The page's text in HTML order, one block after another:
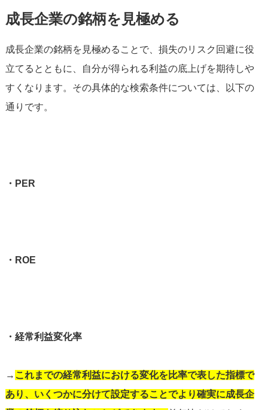
成長企業の銘柄を見極める
成長企業の銘柄を見極めることで、損失のリスク回避に役
立てるとともに、自分が得られる利益の底上げを期待しや
すくなります。その具体的な検索条件については、以下の
通りです。
・PER
・ROE
・経常利益変化率
→ これまでの経常利益における変化を比率で表した指標で
あり、いくつかに分けて設定することでより確実に成長企